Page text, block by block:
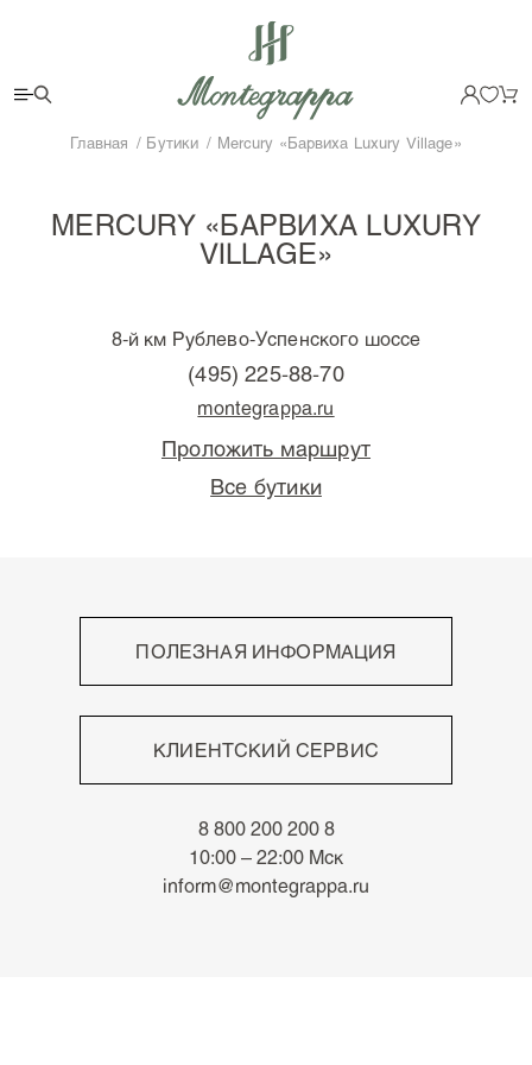
Главная Бутики Mercury «Барвиха Luxury Village»
MERCURY «БАРВИХА LUXURY
VILLAGE»
8-й км Рублево-Успенского шоссе
(495) 225-88-70
montegrappa.ru
Проложить маршрут
Все бутики
ПОЛЕЗНАЯ ИНФОРМАЦИЯ
Высокое мастерство
Непревзойдённый письменный опыт
Архив
Новости
КЛИЕНТСКИЙ СЕРВИС
Доставка
Возврат
Часто задаваемые вопросы
8 800 200 200 8
10:00 – 22:00 Мск
inform@montegrappa.ru